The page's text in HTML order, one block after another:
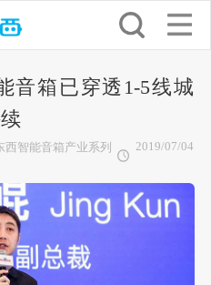
音箱已穿透1-5线城
西智能音箱产业系列
2019/07/04